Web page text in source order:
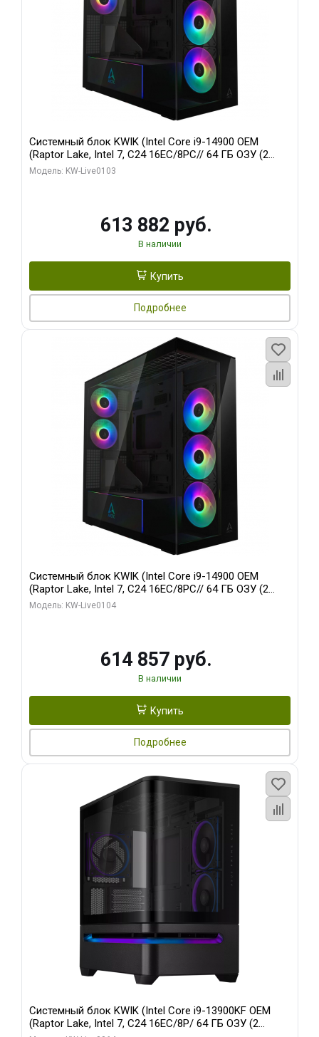
Системный блок KWIK (Intel Core i9-14900 OEM
(Raptor Lake, Intel 7, C24 16EC/8PC// 64 ГБ ОЗУ (2
модуля)/ Afox RTX4090 24GB GDDR6X 384-Bit 3xDP
Модель: KW-Live0103
613 882 руб.
В наличии
Купить
Подробнее
Системный блок KWIK (Intel Core i9-14900 OEM
(Raptor Lake, Intel 7, C24 16EC/8PC// 64 ГБ ОЗУ (2
модуля)/ Afox RTX4090 24GB GDDR6X 384-Bit 3xDP
Модель: KW-Live0104
614 857 руб.
В наличии
Купить
Подробнее
Системный блок KWIK (Intel Core i9-13900KF OEM
(Raptor Lake, Intel 7, C24 16EC/8P/ 64 ГБ ОЗУ (2